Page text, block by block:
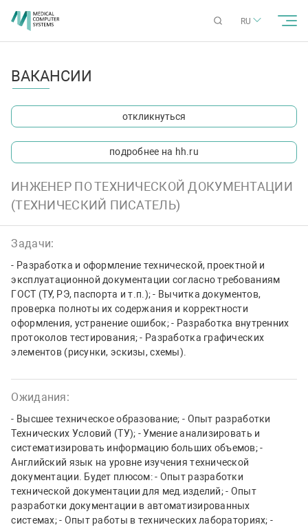
RU
ВАКАНСИИ
откликнуться
подробнее на hh.ru
ИНЖЕНЕР ПО ТЕХНИЧЕСКОЙ ДОКУМЕНТАЦИИ
(ТЕХНИЧЕСКИЙ ПИСАТЕЛЬ)
Задачи:
- Разработка и оформление технической, проектной и
эксплуатационной документации согласно требованиям
ГОСТ (ТУ, РЭ, паспорта и т.п.); - Вычитка документов,
проверка полноты их содержания и корректности
оформления, устранение ошибок; - Разработка внутренних
протоколов тестирования; - Разработка графических
элементов (рисунки, эскизы, схемы).
Ожидания:
- Высшее техническое образование; - Опыт разработки
Технических Условий (ТУ); - Умение анализировать и
систематизировать информацию больших объемов; -
Английский язык на уровне изучения технической
документации. Будет плюсом: - Опыт разработки
технической документации для мед.изделий; - Опыт
разработки документации в автоматизированных
системах; - Опыт работы в технических лабораториях; -